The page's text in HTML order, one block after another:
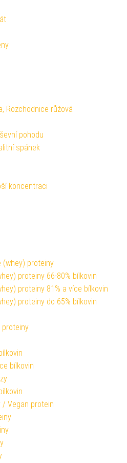
Rozchodnice růžová
pohodu
spánek
koncentraci
(whey) proteiny
proteiny 66-80% bílkovin
proteiny 81% a více bílkovin
proteiny do 65% bílkovin
proteiny
bílkovin
/ Vegan protein